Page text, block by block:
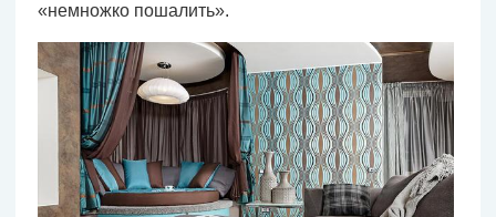
«немножко пошалить».